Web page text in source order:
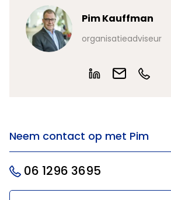
Pim Kauffman
organisatieadviseur
Neem contact op met Pim
06 1296 3695
Uw *